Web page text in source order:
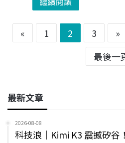
« 1 2 3 »
最後一
最新文章
2026-08-08
科技浪｜Kimi K3 震撼矽谷